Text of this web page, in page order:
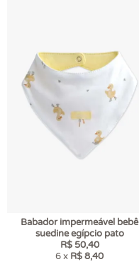
Babador impermeável bebê
suedine egípcio pato
R$ 50,40
6 x R$ 8,40